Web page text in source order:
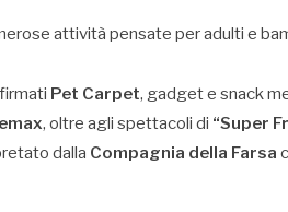
attività pensate per adulti e
Pet Carpet, gadget e snack
, oltre agli spettacoli di “Super
dalla Compagnia della Farsa